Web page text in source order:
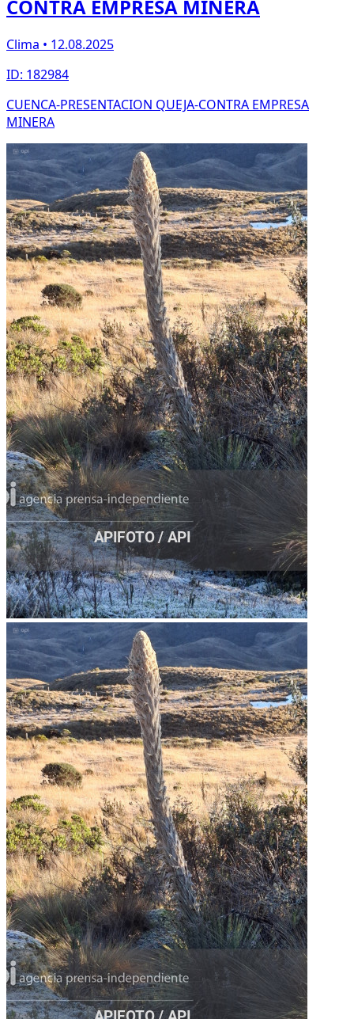
CONTRA EMPRESA MINERA
Clima • 12.08.2025
ID: 182984
CUENCA-PRESENTACION QUEJA-CONTRA EMPRESA
MINERA